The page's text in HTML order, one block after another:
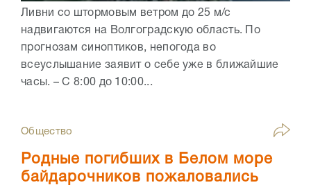
Ливни со штормовым ветром до 25 м/с
надвигаются на Волгоградскую область. По
прогнозам синоптиков, непогода во
всеуслышание заявит о себе уже в ближайшие
часы. – С 8:00 до 10:00...
Общество
Родные погибших в Белом море
байдарочников пожаловались